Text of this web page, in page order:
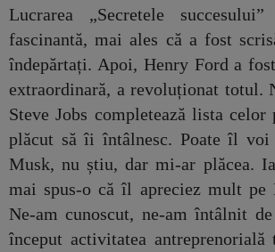
Lucrarea „Secretele
fascinantă, mai ales că a fost
îndepărtați. Apoi, Henry Ford a
extraordinară, a revoluționat totul.
Steve Jobs completează lista
plăcut să îi întâlnesc. Poate îl
Musk, nu știu, dar mi-ar plăcea.
mai spus-o că îl apreciez mult pe
Ne-am cunoscut, ne-am întâlnit
început activitatea